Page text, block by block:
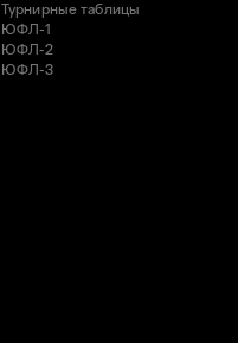
Турнирные таблицы
ЮФЛ-1
ЮФЛ-2
ЮФЛ-3